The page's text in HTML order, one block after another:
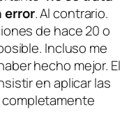
error. Al contrario.
de hace 20 o
Incluso me
hecho mejor. El
en aplicar las